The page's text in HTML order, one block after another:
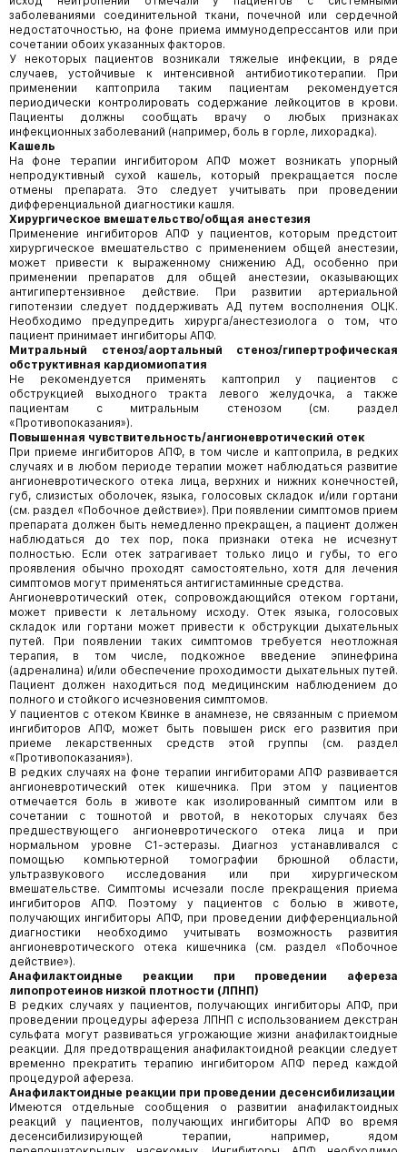
заболеваниями соединительной ткани, почечной или сердечной
недостаточностью, на фоне приема иммуно­депрессантов или при
сочетании обоих указанных факторов.
У некоторых пациентов возникали тяжелые инфекции, в ряде
случаев, устойчивые к интенсивной антибиотикотерапии. При
применении каптоприла таким пациентам рекомендуется
периодически контролировать содержание лейкоцитов в крови.
Пациенты должны сообщать врачу о любых признаках
инфекционных заболеваний (например, боль в горле, лихорадка).
Кашель
На фоне терапии ингибитором АПФ может возникать упорный
непродуктивный сухой кашель, который прекращается после
отмены препарата. Это следует учитывать при проведении
дифференциальной диагностики кашля.
Хирургическое вмешательство/общая анестезия
Применение ингибиторов АПФ у пациентов, которым предстоит
хирургическое вмешательство с применением общей анестезии,
может привести к выраженному снижению АД, особенно при
применении препаратов для общей анестезии, оказывающих
антигипертензивное действие. При развитии артериальной
гипотензии следует поддерживать АД путем восполнения ОЦК.
Необходимо предупредить хирурга/анестезиолога о том, что
пациент принимает ингибиторы АПФ.
Митральный стеноз/аортальный стеноз/гипертрофическая
обструктивная кардиомиопатия
Не рекомендуется применять каптоприл у пациентов с
обструкцией выходного тракта левого желудочка, а также
пациентам с митральным стенозом (см. раздел
«Противопоказания»).
Повышенная чувствительность/ангионевротический отек
При приеме ингибиторов АПФ, в том числе и каптоприла, в редких
случаях и в любом периоде терапии может наблюдаться развитие
ангионевротического отека лица, верхних и нижних конечностей,
губ, слизистых оболочек, языка, голосовых складок и/или гортани
(см. раздел «Побочное действие»). При появлении симптомов прием
препарата должен быть немедленно прекращен, а пациент должен
наблюдаться до тех пор, пока признаки отека не исчезнут
полностью. Если отек затрагивает только лицо и губы, то его
проявления обычно проходят самостоятельно, хотя для лечения
симптомов могут применяться антигистаминные средства.
Ангионевротический отек, сопровождающийся отеком гортани,
может привести к летальному исходу. Отек языка, голосовых
складок или гортани может привести к обструкции дыхательных
путей. При появлении таких симптомов требуется неотлож­ная
терапия, в том числе, подкожное введение эпинефрина
(адреналина) и/или обеспечение проходимости дыхательных путей.
Пациент должен находиться под медицинским наблюдением до
полного и стойкого исчезновения симптомов.
У пациентов с отеком Квинке в анамнезе, не связанным с приемом
ингибиторов АПФ, может быть повышен риск его развития при
приеме лекарственных средств этой группы (см. раздел
«Противопоказания»).
В редких случаях на фоне терапии ингибиторами АПФ развивается
ангионевротический отек кишечника. При этом у пациентов
отмечается боль в животе как изолированный симптом или в
сочетании с тошнотой и рвотой, в некоторых случаях без
предшествующего ангионевротического отека лица и при
нормальном уровне С1-эстеразы. Диагноз устанавли­вался с
помощью компьютерной томографии брюшной области,
ультразвукового исследования или при хирургическом
вмешательстве. Симптомы исчезали после прекращения приема
ингибиторов АПФ. Поэтому у пациентов с болью в животе,
получающих ингибиторы АПФ, при проведении дифференциальной
диагностики необходимо учитывать возможность развития
ангионевротического отека кишечника (см. раздел «Побочное
действие»).
Анафилактоидные реакции при проведении афереза
липопротеинов низкой плотности (ЛПНП)
В редких случаях у пациентов, получающих ингибиторы АПФ, при
проведении процедуры афереза ЛПНП с использованием декстран
сульфата могут развиваться угрожающие жизни анафилактоидные
реакции. Для предотвращения анафилактоид­ной реакции следует
временно прекратить терапию ингибитором АПФ перед каждой
процедурой афереза.
Анафилактоидные реакции при проведении десенсибилизации
Имеются отдельные сообщения о развитии анафилактоидных
реакций у пациентов, получающих ингибиторы АПФ во время
десенсибилизирующей терапии, например, ядом